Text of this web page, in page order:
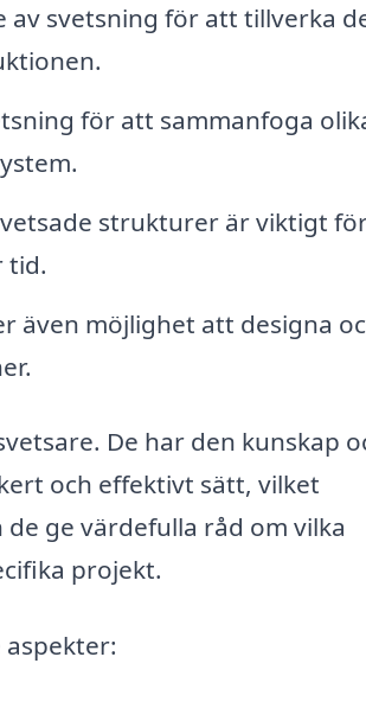
svetsning för att tillverka
för att sammanfoga
strukturer är viktigt
tid.
även möjlighet att designa
De har den kunskap
och effektivt sätt, vilket
ge värdefulla råd om vilka
projekt.